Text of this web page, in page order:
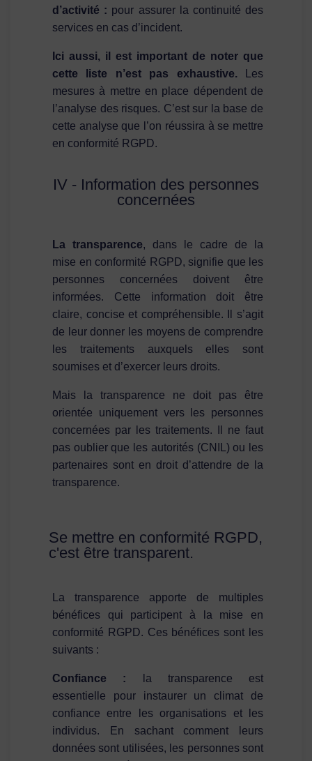
d’activité : pour assurer la continuité des
services en cas d’incident.
Ici aussi, il est important de noter que
cette liste n’est pas exhaustive.
Les
mesures à mettre en place dépendent de
l’analyse des risques. C’est sur la base de
cette analyse que l’on réussira à se mettre
en conformité RGPD.
IV - Information des personnes
concernées
La transparence, dans le cadre de la
mise en conformité RGPD, signifie que les
personnes concernées doivent être
informées. Cette information doit être
claire, concise et compréhensible. Il s’agit
de leur donner les moyens de comprendre
les traitements auxquels elles sont
soumises et d’exercer leurs droits.
Mais la transparence ne doit pas être
orientée uniquement vers les personnes
concernées par les traitements. Il ne faut
pas oublier que les autorités (CNIL) ou les
partenaires sont en droit d’attendre de la
transparence.
Se mettre en conformité RGPD,
c'est être transparent.
La transparence apporte de multiples
bénéfices qui participent à la mise en
conformité RGPD. Ces bénéfices sont les
suivants :
Confiance : la transparence est
essentielle pour instaurer un climat de
confiance entre les organisations et les
individus. En sachant comment leurs
données sont utilisées, les personnes sont